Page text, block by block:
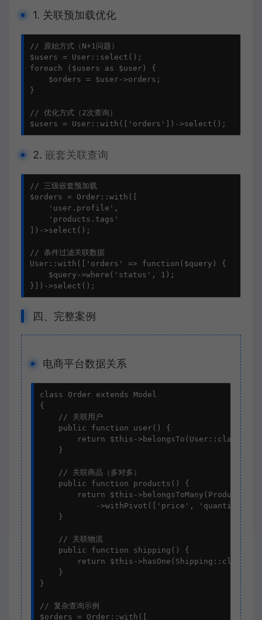
1. 关联预加载优化
// 原始方式（N+1问题）
$users = User::select();
foreach ($users as $user) {
    $orders = $user->orders;
}
// 优化方式（2次查询）
$users = User::with(['orders'])->select();
2. 嵌套关联查询
// 三级嵌套预加载
$orders = Order::with([
    'user.profile',
    'products.tags'
])->select();
// 条件过滤关联数据
User::with(['orders' => function($query) {
    $query->where('status', 1);
}])->select();
四、完整案例
电商平台数据关系
class Order extends Model
{
    // 关联用户
    public function user() {
        return $this->belongsTo(User::class);
    }
    // 关联商品（多对多）
    public function products() {
return $this-
            ->withPivot(['price', 'quantity']);
    }
    // 关联物流
    public function shipping() {
        return $this->hasOne(Shipping::class);
    }
}
// 复杂查询示例
$orders = Order::with([